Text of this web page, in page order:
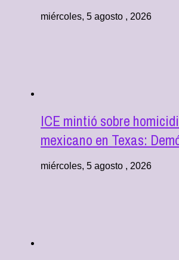
miércoles, 5 agosto , 2026
ICE mintió sobre
mexicano en Texas:
miércoles, 5 agosto , 2026